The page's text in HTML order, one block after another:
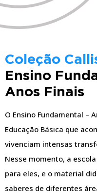
Coleção
Ensino
Anos Finais
O Ensino Fundamental –
Educação Básica que
vivenciam intensas
Nesse momento, a
para eles, e o material
saberes de diferentes